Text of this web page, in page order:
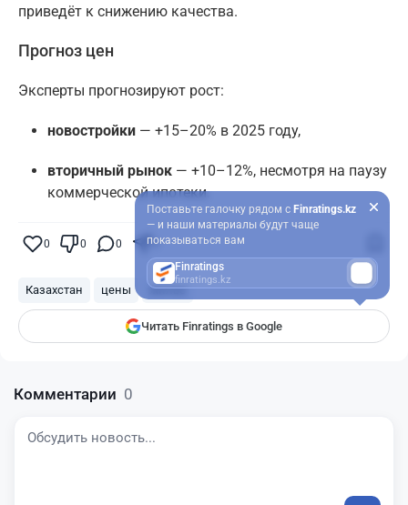
приведёт к снижению качества.
Прогноз цен
Эксперты прогнозируют рост:
новостройки — +15–20% в 2025 году,
вторичный рынок — +10–12%, несмотря на паузу
коммерческой ипотеки.
0 0 0 0
Казахстан цены жилье
Читать Finratings в Google
Поставьте галочку рядом с Finratings.kz
— и наши материалы будут чаще
показываться вам
Finratings
finratings.kz
Комментарии 0